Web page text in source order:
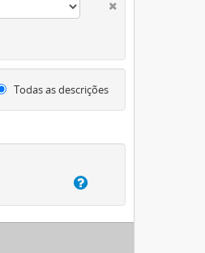
Todas as descrições